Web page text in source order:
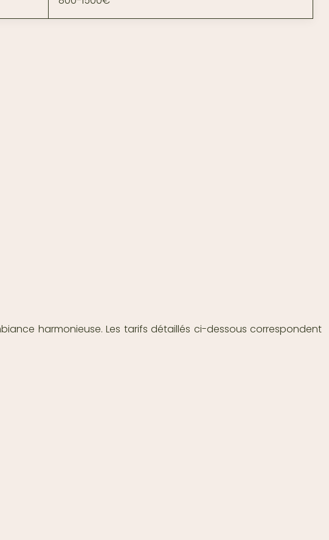
harmonieuse. Les tarifs détaillés ci-dessous correspondent